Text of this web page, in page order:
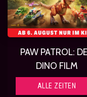
PAW PATROL:
DINO FILM
ALLE ZEITEN